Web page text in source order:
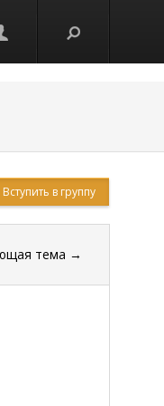
Вступить в группу
тема →